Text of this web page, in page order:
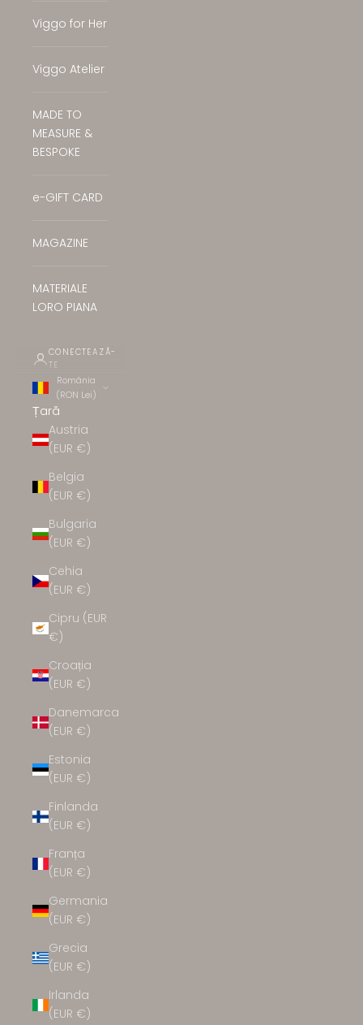
Viggo for Her
Viggo Atelier
MADE TO
MEASURE &
BESPOKE
e-GIFT CARD
MAGAZINE
MATERIALE
LORO PIANA
CONECTEAZĂ-
TE
România
(RON Lei)
Țară
Austria
(EUR €)
Belgia
(EUR €)
Bulgaria
(EUR €)
Cehia
(EUR €)
Cipru (EUR
€)
Croația
(EUR €)
Danemarca
(EUR €)
Estonia
(EUR €)
Finlanda
(EUR €)
Franța
(EUR €)
Germania
(EUR €)
Grecia
(EUR €)
Irlanda
(EUR €)